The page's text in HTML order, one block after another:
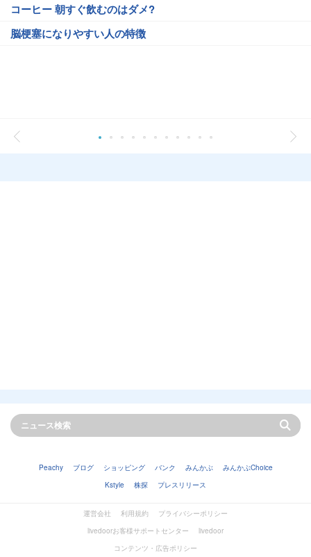
コーヒー 朝すぐ飲むのはダメ?
脳梗塞になりやすい人の特徴
Peachy ブログ ショッピング バンク みんかぶ
みんかぶChoice
Kstyle
株探 プレスリリース
運営会社 利用規約
プライバシーポリシー
livedoorお客様サポートセンター
livedoor
コンテンツ・広告ポリシー